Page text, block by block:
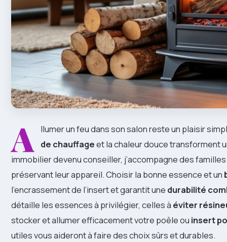
A llumer un feu dans son salon reste un plaisir
de chauffageet la chaleur douce transforment
immobilier devenu conseiller, j’accompagne des
préservant leur appareil. Choisir la bonne essence et un
l’encrassement de l’insert et garantit une durabilité
détaille les essences à privilégier, celles à éviter
stocker et allumer efficacement votre poêle ou insert
utiles vous aideront à faire des choix sûrs et durables.